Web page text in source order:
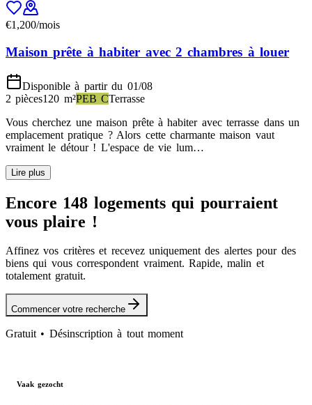
€1,200/mois
Maison prête à habiter avec 2 chambres à louer
Disponible à partir du 01/08
2 pièces120 m²PEB CTerrasse
Vous cherchez une maison prête à habiter avec terrasse dans un
emplacement pratique ? Alors cette charmante maison vaut
vraiment le détour ! L'espace de vie lum…
Lire plus
Encore 148 logements qui pourraient
vous plaire !
Affinez vos critères et recevez uniquement des alertes pour des
biens qui vous correspondent vraiment. Rapide, malin et
totalement gratuit.
Commencer votre recherche
Gratuit • Désinscription à tout moment
Vaak gezocht